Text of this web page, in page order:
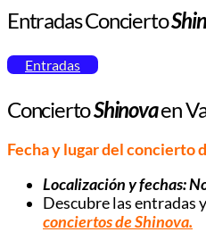
Entradas Concierto
Entradas
ConciertoShinovaen
Fecha y lugar del concierto
Localización y fechas:
Descubre las entradas
conciertos deShinova.